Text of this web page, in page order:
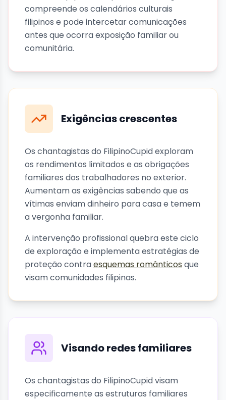
compreende os calendários culturais
filipinos e pode intercetar comunicações
antes que ocorra exposição familiar ou
comunitária.
Exigências crescentes
Os chantagistas do FilipinoCupid exploram
os rendimentos limitados e as obrigações
familiares dos trabalhadores no exterior.
Aumentam as exigências sabendo que as
vítimas enviam dinheiro para casa e temem
a vergonha familiar.
A intervenção profissional quebra este ciclo
de exploração e implementa estratégias de
proteção contraesquemas românticos que
visam comunidades filipinas.
Visando redes familiares
Os chantagistas do FilipinoCupid visam
especificamente as estruturas familiares